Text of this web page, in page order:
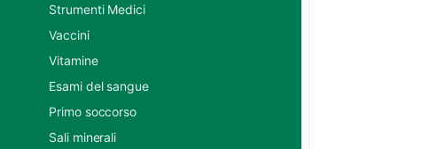
Strumenti Medici
Vaccini
Vitamine
Esami del sangue
Primo soccorso
Sali minerali